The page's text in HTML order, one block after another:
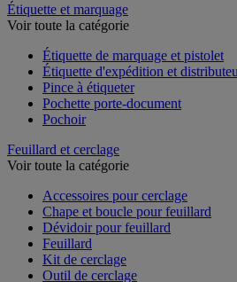
Étiquette et marquage
Étiquette de marquage et pistolet
Étiquette d'expédition et distributeur
Pince à étiqueter
Pochette porte-document
Feuillard et cerclage
Accessoires pour cerclage
Chape et boucle pour feuillard
Dévidoir pour feuillard
Feuillard
Kit de cerclage